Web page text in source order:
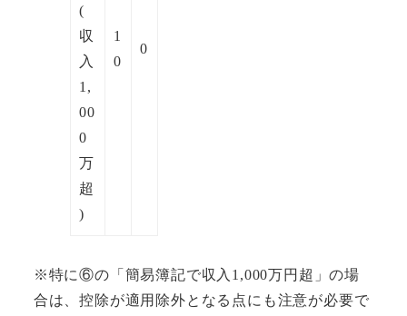
(
収
入
1,
00
0
万
超
)
1
0
0
※特に⑥の「簡易簿記で収入1,000万円超」の場
合は、控除が適用除外となる点にも注意が必要で